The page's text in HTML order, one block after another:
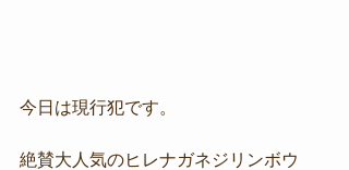
今日は現行犯です。
絶賛大人気のヒレナガネジリンボウ